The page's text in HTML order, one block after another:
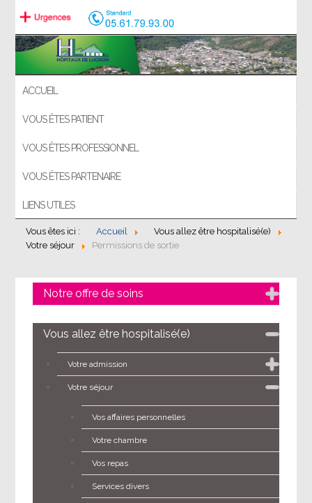
ACCUEIL
VOUS ÊTES PATIENT
VOUS ÊTES PROFESSIONNEL
VOUS ÊTES PARTENAIRE
LIENS UTILES
Vous êtes ici : Accueil
Vous allez être hospitalisé(e)
Votre séjour
Permissions de sortie
Notre offre de soins
Vous allez être hospitalisé(e)
Votre admission
Votre séjour
Vos affaires personnelles
Votre chambre
Vos repas
Services divers